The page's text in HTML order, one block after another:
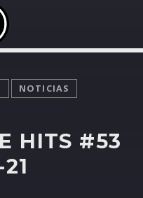
HIT
EN...
NOTICIAS
HITS #53